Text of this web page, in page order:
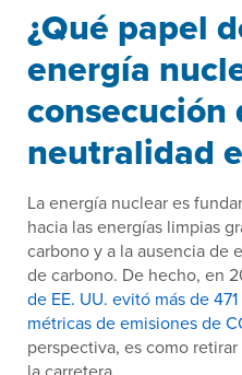
¿Qué papel
energía
consecución
neutralidad
La energía nuclear es
hacia las energías limpias
carbono y a la ausencia de
de carbono. De hecho, en
de EE. UU. evitó más de
métricas de emisiones de
perspectiva, es como